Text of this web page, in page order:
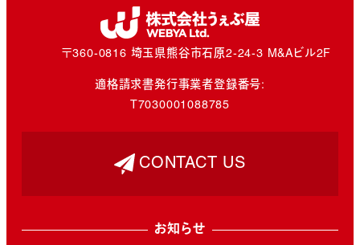
〒360-0816 埼玉県熊谷市石原2-24-3 M&Aビル2F
適格請求書発行事業者登録番号:
T7030001088785
CONTACT US
お知らせ